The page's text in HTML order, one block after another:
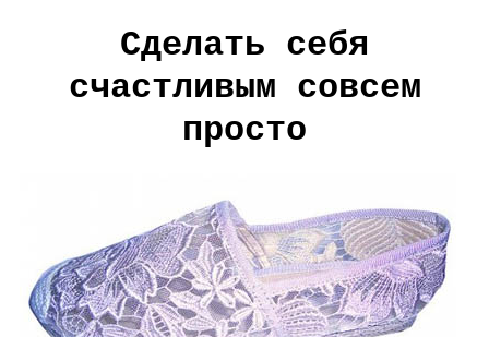
Сделать себя
счастливым совсем
просто